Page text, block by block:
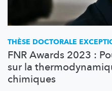
THÈSE DOCTORALE
FNR Awards 2023 :
sur la
chimiques